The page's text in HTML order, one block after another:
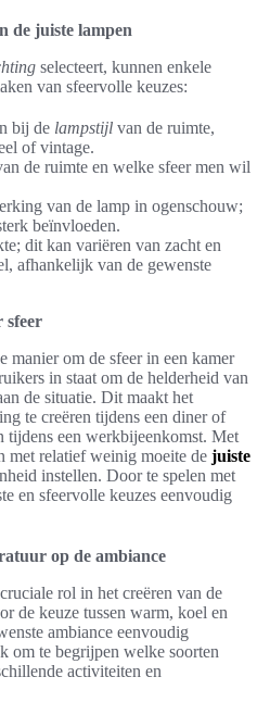
de juiste lampen
selecteert, kunnen enkele
van sfeervolle keuzes:
bij de lampstijl van de ruimte,
of vintage.
de ruimte en welke sfeer men wil
van de lamp in ogenschouw;
beïnvloeden.
dit kan variëren van zacht en
afhankelijk van de gewenste
sfeer
manier om de sfeer in een kamer
in staat om de helderheid van
de situatie. Dit maakt het
te creëren tijdens een diner of
tijdens een werkbijeenkomst. Met
met relatief weinig moeite de juiste
instellen. Door te spelen met
en sfeervolle keuzes eenvoudig
op de ambiance
rol in het creëren van de
de keuze tussen warm, koel en
ambiance eenvoudig
om te begrijpen welke soorten
activiteiten en